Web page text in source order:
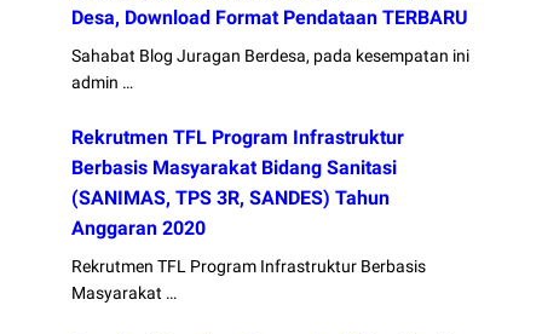
Desa, Download Format Pendataan TERBARU
Sahabat Blog Juragan Berdesa, pada kesempatan ini
admin …
Rekrutmen TFL Program Infrastruktur
Berbasis Masyarakat Bidang Sanitasi
(SANIMAS, TPS 3R, SANDES) Tahun
Anggaran 2020
Rekrutmen TFL Program Infrastruktur Berbasis
Masyarakat …